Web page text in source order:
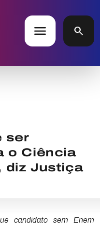
menu search
ser
o Ciência
diz Justiça
candidato sem Enem